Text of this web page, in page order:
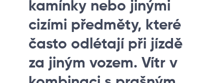
kamínky nebo jinými
cizími předměty, které
často odlétají při jízdě
za jiným vozem. Vítr v